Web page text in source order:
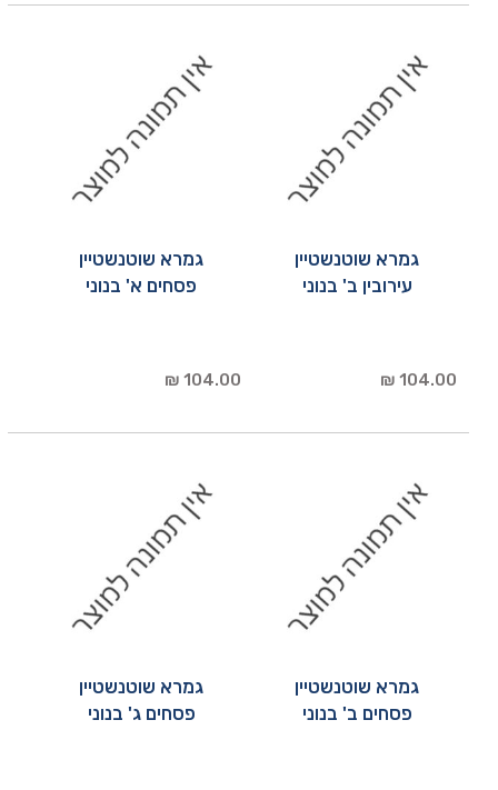
גמרא שוטנשטיין
עירובין ב' בנוני
104.00 ₪
גמרא שוטנשטיין
פסחים א' בנוני
104.00 ₪
גמרא שוטנשטיין
פסחים ב' בנוני
גמרא שוטנשטיין
פסחים ג' בנוני